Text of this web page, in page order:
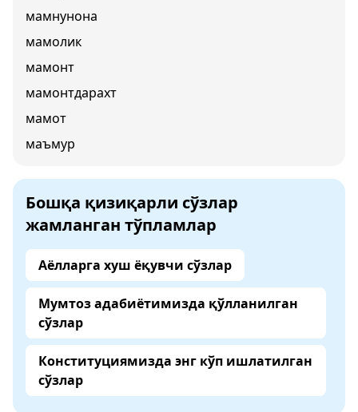
мамнунона
мамолик
мамонт
мамонтдарахт
мамот
маъмур
Бошқа қизиқарли сўзлар
жамланган тўпламлар
Аёлларга хуш ёқувчи сўзлар
Мумтоз адабиётимизда қўлланилган
сўзлар
Конституциямизда энг кўп ишлатилган
сўзлар